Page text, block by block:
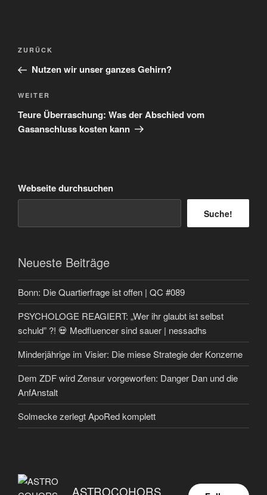
Beitragsnavigation
Vorheriger
Beitrag
ZURÜCK
Nutzen wir unser ganzes Gehirn?
Nächster
Beitrag
WEITER
Teure Überraschung: Was der Abschied vom
Gasanschluss kosten kann
Webseite durchsuchen
Suche!
Neueste Beiträge
Bonn: Die Quartierfrage ist offen | QC #089
PSYCHOLOGE REAGIERT: „Wer ihr glaubt ist selbst
schuld” ?! 💀 Medfluencer sind sauer | nessadhs
Minderjährige im Visier: Die miese Strategie der Konzerne
Dem ZDF wird Zensur vorgeworfen: Danger Dan und die
AnfAnstalt
Solmecke zerlegt ApoRed komplett